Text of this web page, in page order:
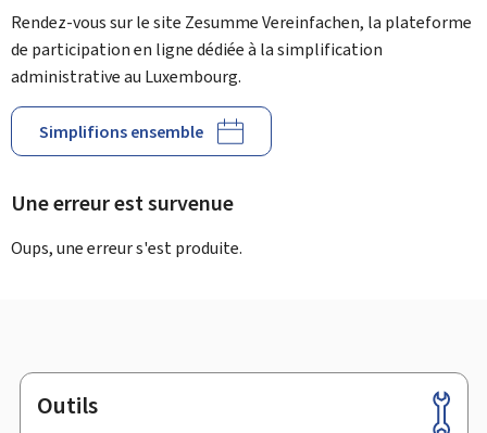
Rendez-vous sur le site Zesumme Vereinfachen, la plateforme
de participation en ligne dédiée à la simplification
administrative au Luxembourg.
Simplifions ensemble
Une erreur est survenue
Oups, une erreur s'est produite.
PiedOutils